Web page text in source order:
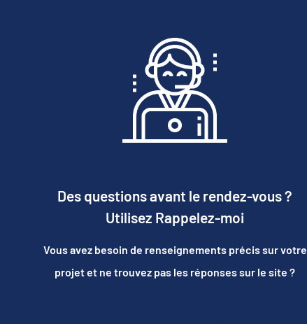
Des questions avant le rendez-vous ?
Utilisez Rappelez-moi
Vous avez besoin de renseignements précis sur votre
projet et ne trouvez pas les réponses sur le site ?